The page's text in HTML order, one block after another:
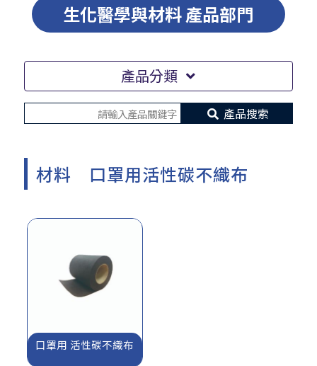
生化醫學與材料 產品部門
產品分類
產品搜索
材料 口罩用活性碳不織布
口罩用 活性碳不織布